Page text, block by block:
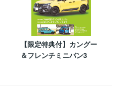
【限定特典付】カングー
＆フレンチミニバン3